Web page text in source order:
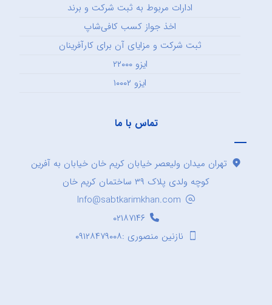
ادارات مربوط به ثبت شرکت و برند
اخذ جواز کسب کافی‌شاپ
ثبت شرکت و مزایای آن برای کارآفرینان
ایزو ۲۲۰۰۰
ایزو ۱۰۰۰۲
تماس با ما
تهران میدان ولیعصر خیابان کریم خان خیابان به آفرین
کوچه ولدی پلاک ۳۹ ساختمان کریم خان
Info@sabtkarimkhan.com
۰۲۱۸۷۱۴۶
نازنین منصوری :۰۹۱۲۸۴۷۹۰۰۸